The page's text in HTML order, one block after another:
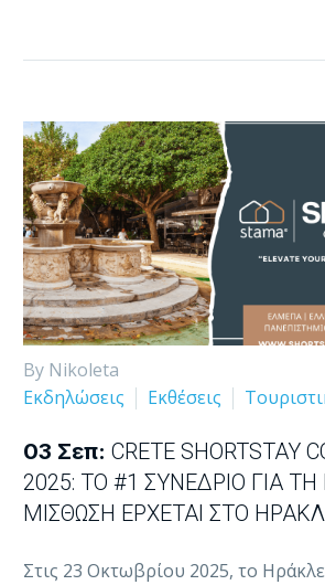
By Nikoleta
Εκδηλώσεις
Εκθέσεις
03 Σεπ: CRETE SHORTSTAY
2025: ΤΟ #1 ΣΥΝΈΔΡΙΟ ΓΙΑ
ΜΊΣΘΩΣΗ ΈΡΧΕΤΑΙ ΣΤΟ
Στις 23 Οκτωβρίου 2025, το